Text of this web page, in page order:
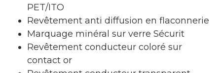
PET/ITO
Revêtement anti diffusion en flaconnerie
Marquage minéral sur verre Sécurit
Revêtement conducteur coloré sur
contact or